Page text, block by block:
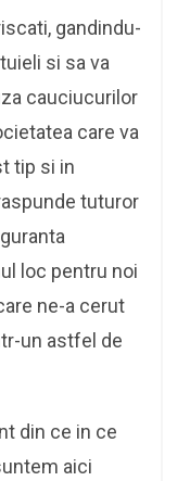
gandindu-
si sa va
cauciucurilor
care va
tip si in
tuturor
loc pentru noi
ne-a cerut
un astfel de
din ce in ce
aici